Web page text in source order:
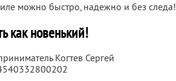
можно быстро, надежно и без следа!
как новенький!
Когтев Сергей